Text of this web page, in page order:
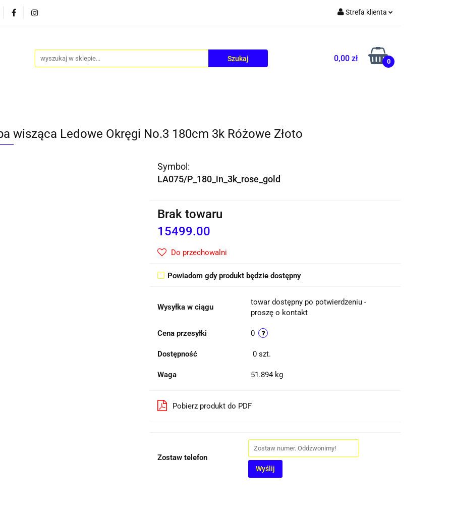
Strefa klienta
Zarejestruj się
Dodaj zgłoszenie
0,00 zł 0
AKCESORIA
wisząca Ledowe Okręgi No.3 180cm 3k Różowe Złoto
Symbol:
LA075/P_180_in_3k_rose_gold
Brak towaru
15499.00
Do przechowalni
Powiadom gdy produkt będzie dostępny
Wysyłka w ciągu
towar dostępny po potwierdzeniu -
proszę o kontakt
Cena przesyłki 0
Dostępność 0 szt.
Waga 51.894 kg
Pobierz produkt do PDF
Zostaw telefon
Wyślij